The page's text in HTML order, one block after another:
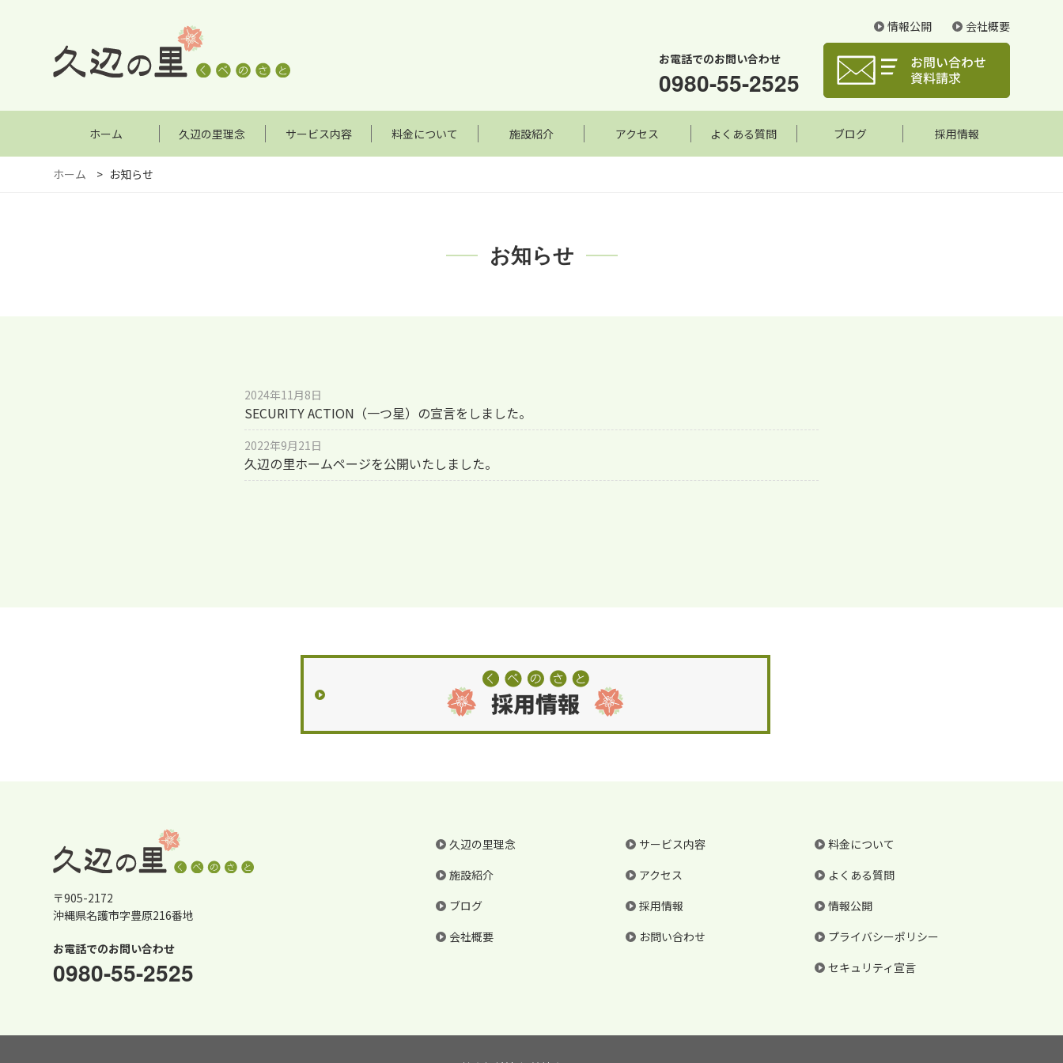
情報公開 会社概要
お電話でのお問い合わせ
0980-55-2525
ホーム 久辺の里理念 サービス内容 料金について 施設紹介 アクセス よくある質問 ブログ 採用情報
ホーム > お知らせ
お知らせ
2024年11月8日
SECURITY ACTION（一つ星）の宣言をしました。
2022年9月21日
久辺の里ホームページを公開いたしました。
〒905-2172
沖縄県名護市字豊原216番地
お電話でのお問い合わせ
0980-55-2525
久辺の里理念 サービス内容
料金について
施設紹介
アクセス
よくある質問
ブログ
採用情報
情報公開
会社概要
お問い合わせ
プライバシーポリシー
セキュリティ宣言